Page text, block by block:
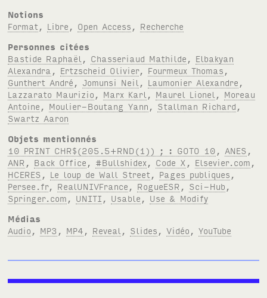
Notions
Format
Libre Open Access
Recherche
Personnes citées
Bastide Raphaël
Chasseriaud Mathilde
Elbakyan
Alexandra
Ertzscheid Olivier, Fourmeux Thomas
Gunthert André
Jomunsi Neil Laumonier Alexandre
Lazzarato Maurizio
Marx Karl Maurel Lionel
Moreau
Antoine
Moulier-Boutang Yann Stallman Richard
Swartz Aaron
Objets mentionnés
10 PRINT CHR$(205.5+RND(1)) ; : GOTO 10
ANES
ANR
Back Office #Bullshidex Code X Elsevier.com
HCERES
Le loup de Wall Street Pages publiques
Persee.fr, RealUNIVFrance RogueESR Sci-Hub
Springer.com
UNITI Usable
Use & Modify
Médias
Audio
MP3 MP4 Reveal Slides ,Vidéo ,YouTube